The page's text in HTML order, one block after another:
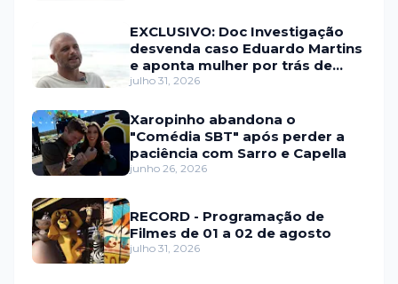
EXCLUSIVO: Doc Investigação
desvenda caso Eduardo Martins
e aponta mulher por trás de
fraude internacional
julho 31, 2026
Xaropinho abandona o
"Comédia SBT" após perder a
paciência com Sarro e Capella
junho 26, 2026
RECORD - Programação de
Filmes de 01 a 02 de agosto
julho 31, 2026